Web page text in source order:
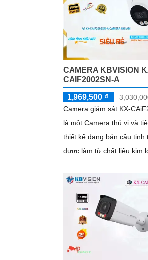
CAMERA KBVISION
CAIF2002SN-A
1,969,500 ₫
Camera giám sát KX-
là một Camera thú vị và tiện
thiết kế dạng bán cầu tinh
được làm từ chất liệu kim
trọng và đẳng cấp